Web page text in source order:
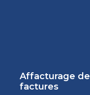
Affacturage de
factures